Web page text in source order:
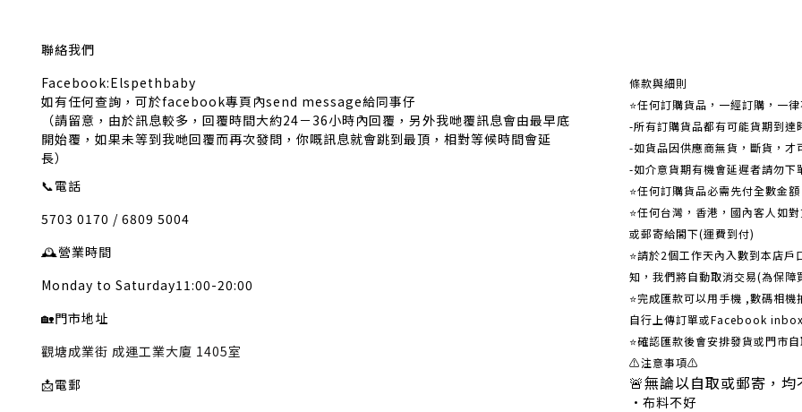
聯絡我們
Facebook:Elspethbaby
如有任何查詢，可於facebook專頁內send message給同事仔
（請留意，由於訊息較多，回覆時間大約24－36小時內回覆，另外我哋覆訊息會由最早底
開始覆，如果未等到我哋回覆而再次發問，你嘅訊息就會跳到最頂，相對等候時間會延
長）
📞電話
5703 0170 / 6809 5004
🕰️營業時間
Monday to Saturday11:00-20:00
🏡門市地址
觀塘成業街 成運工業大廈 1405室
📩電郵
條款與細則
⭐任何訂購貨品，一經訂購，一
-所有訂購貨品都有可能貨期到達
-如貨品因供應商無貨，斷貨，才
-如介意貨期有機會延遲者請勿下
⭐任何訂購貨品必需先付全數金
⭐任何台灣，香港，國內客人如
或郵寄給閣下(運費到付)
​​⭐請於2個工作天內入數到本店
知，我們將自動取消交易(為保
⭐完成匯款可以用手機 ,數碼相
自行上傳訂單或Facebook
⭐確認匯款後會安排發貨或門市
⚠注意事項⚠
🚨無論以自取或郵寄，
•布料不好 •